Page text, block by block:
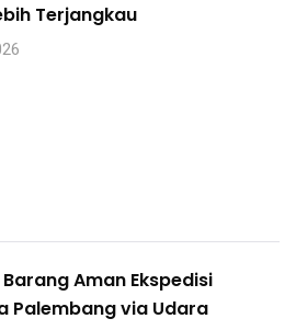
Terjangkau
Aman Ekspedisi
Palembang via Udara